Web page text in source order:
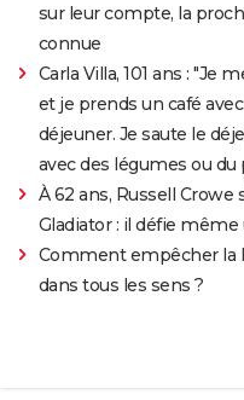
sur leur compte, la
connue
Carla Villa, 101 ans : "Je
et je prends un café
déjeuner. Je saute le
avec des légumes ou du
À 62 ans, Russell
Gladiator : il défie
Comment empêcher la
dans tous les sens ?